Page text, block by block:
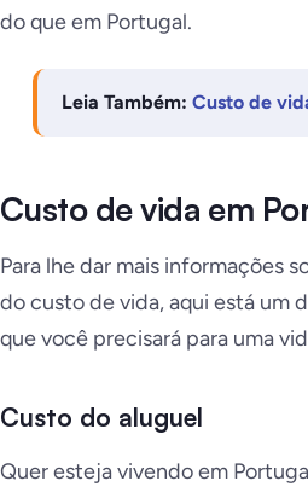
do que em Portugal.
Leia Também: Custo de
Custo de vida em
Para lhe dar mais informações
do custo de vida, aqui está um
que você precisará para uma
Custo do aluguel
Quer esteja vivendo em